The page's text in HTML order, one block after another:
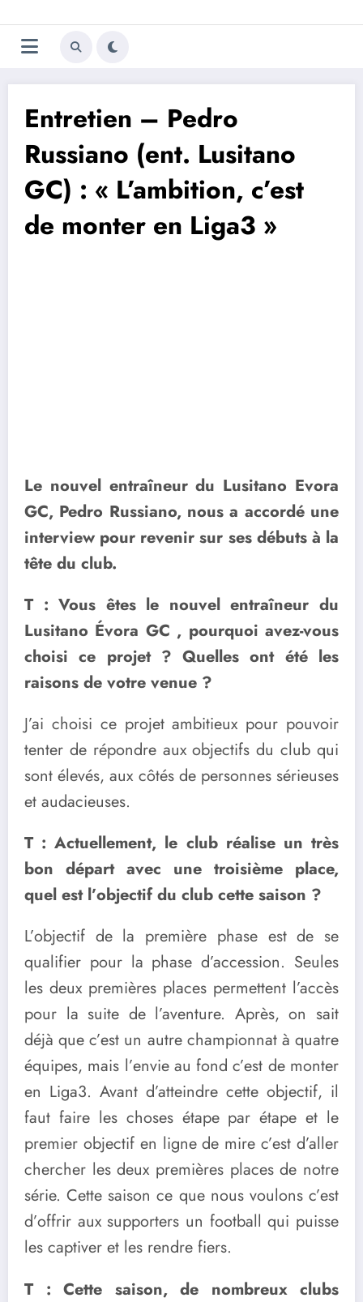
au
contenu
Trivela
L'actualité du football
Entretien – Pedro
Russiano (ent. Lusitano
GC) : « L’ambition, c’est
de monter en Liga3 »
Le nouvel entraîneur du Lusitano Evora
GC, Pedro Russiano, nous a accordé une
interview pour revenir sur ses débuts à la
tête du club.
T : Vous êtes le nouvel entraîneur du
Lusitano Évora GC , pourquoi avez-vous
choisi ce projet ? Quelles ont été les
raisons de votre venue ?
J’ai choisi ce projet ambitieux pour pouvoir
tenter de répondre aux objectifs du club qui
sont élevés, aux côtés de personnes sérieuses
et audacieuses.
T : Actuellement, le club réalise un très
bon départ avec une troisième place,
quel est l’objectif du club cette saison ?
L’objectif de la première phase est de se
qualifier pour la phase d’accession. Seules
les deux premières places permettent l’accès
pour la suite de l’aventure. Après, on sait
déjà que c’est un autre championnat à quatre
équipes, mais l’envie au fond c’est de monter
en Liga3. Avant d’atteindre cette objectif, il
faut faire les choses étape par étape et le
premier objectif en ligne de mire c’est d’aller
chercher les deux premières places de notre
série. Cette saison ce que nous voulons c’est
d’offrir aux supporters un football qui puisse
les captiver et les rendre fiers.
T : Cette saison, de nombreux clubs